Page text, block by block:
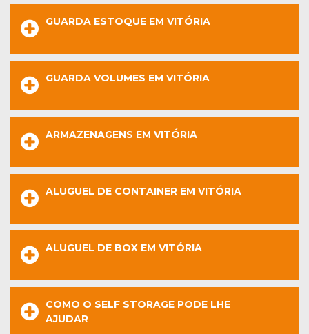
GUARDA ESTOQUE EM VITÓRIA
GUARDA VOLUMES EM VITÓRIA
ARMAZENAGENS EM VITÓRIA
ALUGUEL DE CONTAINER EM VITÓRIA
ALUGUEL DE BOX EM VITÓRIA
COMO O SELF STORAGE PODE LHE
AJUDAR